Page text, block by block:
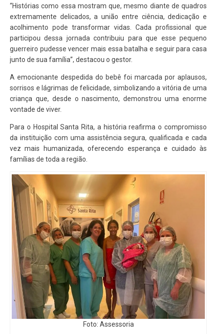
“Histórias como essa mostram que, mesmo diante de quadros
extremamente delicados, a união entre ciência, dedicação e
acolhimento pode transformar vidas. Cada profissional que
participou dessa jornada contribuiu para que esse pequeno
guerreiro pudesse vencer mais essa batalha e seguir para casa
junto de sua família”, destacou o gestor.
A emocionante despedida do bebê foi marcada por aplausos,
sorrisos e lágrimas de felicidade, simbolizando a vitória de uma
criança que, desde o nascimento, demonstrou uma enorme
vontade de viver.
Para o Hospital Santa Rita, a história reafirma o compromisso
da instituição com uma assistência segura, qualificada e cada
vez mais humanizada, oferecendo esperança e cuidado às
famílias de toda a região.
Foto: Assessoria